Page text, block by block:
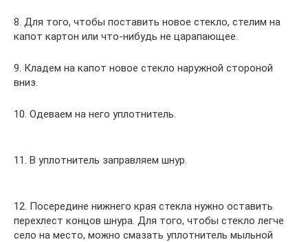
8. Для того, чтобы поставить новое стекло, стелим на
капот картон или что-нибудь не царапающее.
9. Кладем на капот новое стекло наружной стороной
вниз.
10. Одеваем на него уплотнитель.
11. В уплотнитель заправляем шнур.
12. Посередине нижнего края стекла нужно оставить
перехлест концов шнура. Для того, чтобы стекло легче
село на место, можно смазать уплотнитель мыльной